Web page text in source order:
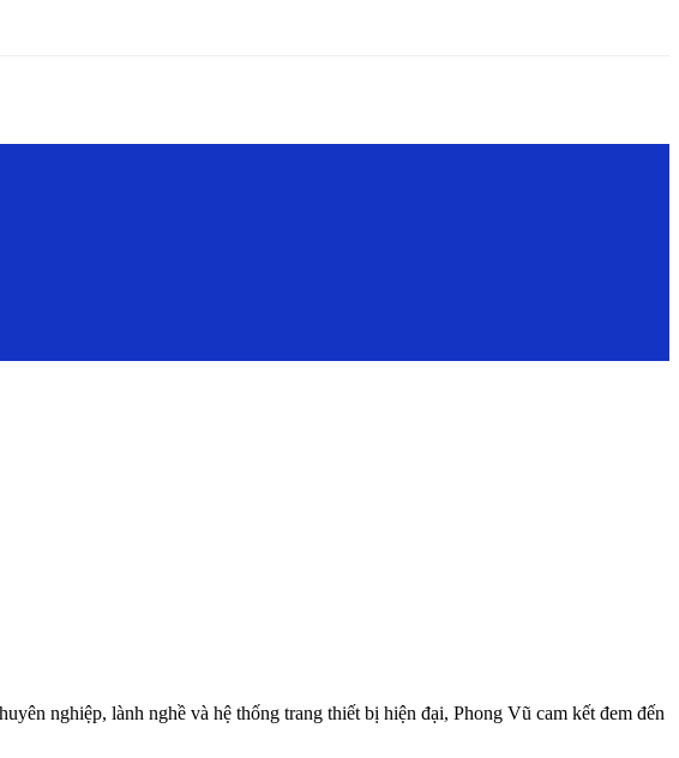
nghiệp, lành nghề và hệ thống trang thiết bị hiện đại, Phong Vũ cam kết đem đến